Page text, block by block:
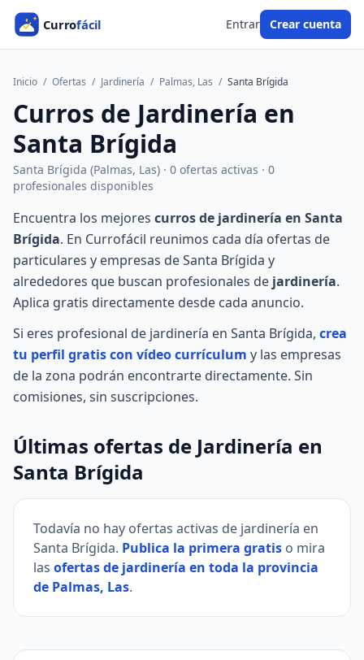
Entrar Crear cuenta
Inicio / Ofertas / Jardinería / Palmas, Las / Santa Brígida
Curros de Jardinería en
Santa Brígida
Santa Brígida (Palmas, Las) · 0 ofertas activas · 0
profesionales disponibles
Encuentra los mejores curros de jardinería en Santa
Brígida. En Currofácil reunimos cada día ofertas de
particulares y empresas de Santa Brígida y
alrededores que buscan profesionales de jardinería.
Aplica gratis directamente desde cada anuncio.
Si eres profesional de jardinería en Santa Brígida, crea
tu perfil gratis con vídeo currículum y las empresas
de la zona podrán encontrarte directamente. Sin
comisiones, sin suscripciones.
Últimas ofertas de Jardinería en
Santa Brígida
Todavía no hay ofertas activas de jardinería en
Santa Brígida. Publica la primera gratis o mira
las ofertas de jardinería en toda la provincia
de Palmas, Las.